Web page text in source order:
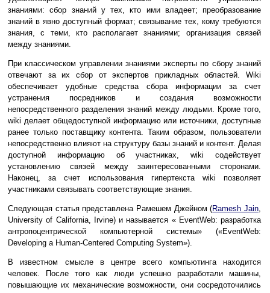
знаниями: сбор знаний у тех, кто ими владеет; преобразование
знаний в явно доступный формат; связывание тех, кому требуются
знания, с теми, кто располагает знаниями; организация связей
между знаниями.
При классическом управлении знаниями эксперты по сбору знаний
отвечают за их сбор от экспертов прикладных областей. Wiki
обеспечивает удобные средства сбора информации за счет
устранения посредников и создания возможности
непосредственного разделения знаний между людьми. Кроме того,
wiki делает общедоступной информацию или источники, доступные
ранее только поставщику контента. Таким образом, пользователи
непосредственно влияют на структуру базы знаний и контент. Делая
доступной информацию об участниках, wiki содействует
установлению связей между заинтересованными сторонами.
Наконец, за счет использования гипертекста wiki позволяет
участниками связывать соответствующие знания.
Следующая статья представлена Рамешем Джейном (Ramesh Jain,
University of California, Irvine) и называется « EventWeb: разработка
антропоцентрической компьютерной системы» («EventWeb:
Developing a Human-Centered Computing System»).
В известном смысле в центре всего компьютинга находится
человек. После того как люди успешно разработали машины,
повышающие их механические возможности, они сосредоточились